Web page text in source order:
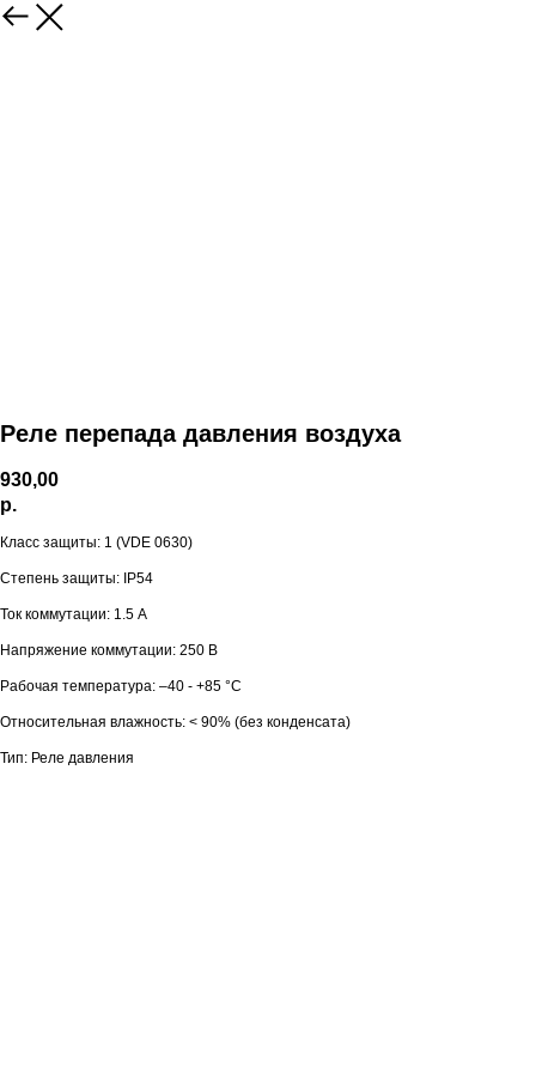
Реле перепада давления воздуха
930,00
р.
Класс защиты: 1 (VDE 0630)
Степень защиты: IP54
Ток коммутации: 1.5 А
Напряжение коммутации: 250 В
Рабочая температура: –40 - +85 °C
Относительная влажность: < 90% (без конденсата)
Тип: Реле давления